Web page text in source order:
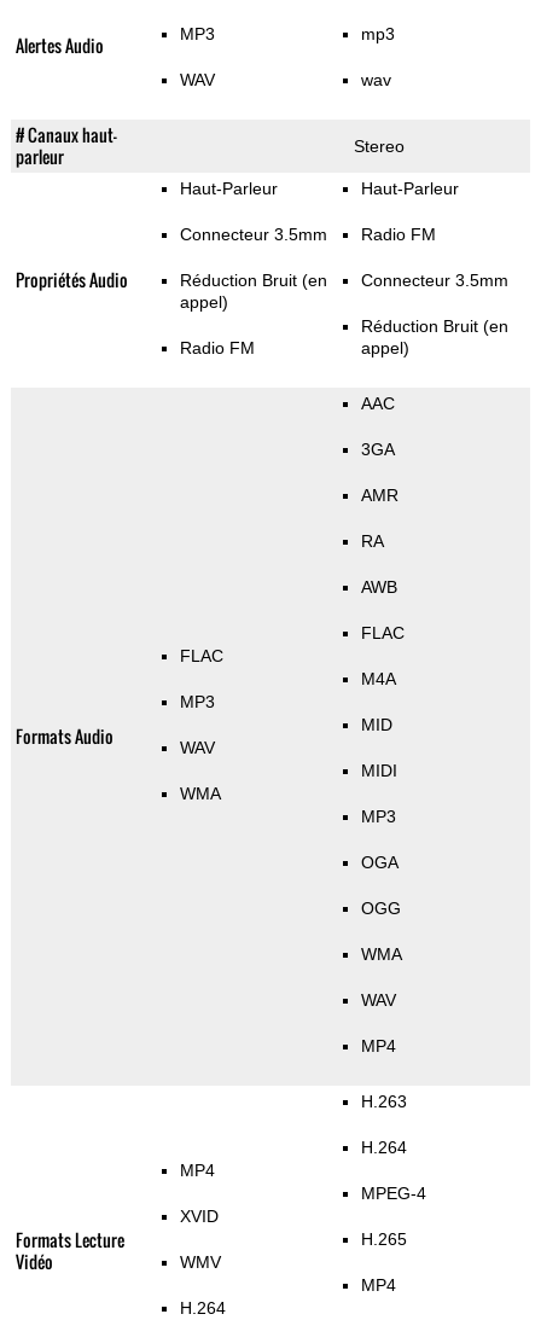
Alertes Audio MP3
WAV
mp3
wav
# Canaux haut-
parleur
Stereo
Propriétés Audio
Haut-Parleur
Connecteur 3.5mm
Réduction Bruit (en
appel)
Radio FM
Haut-Parleur
Radio FM
Connecteur 3.5mm
Réduction Bruit (en
appel)
Formats Audio
FLAC
MP3
WAV
WMA
AAC
3GA
AMR
RA
AWB
FLAC
M4A
MID
MIDI
MP3
OGA
OGG
WMA
WAV
MP4
Formats Lecture
Vidéo
MP4
XVID
WMV
H.264
H.263
H.264
MPEG-4
H.265
MP4